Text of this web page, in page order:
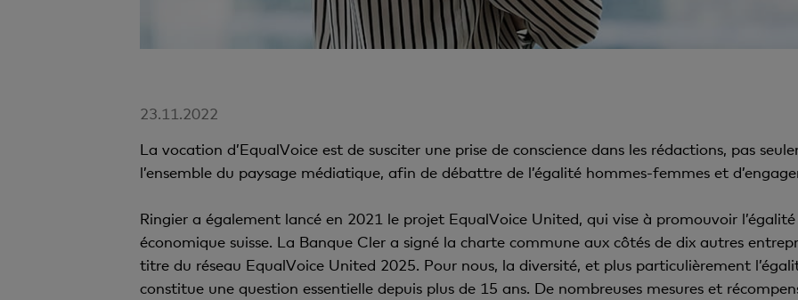
23.11.2022
La vocation d’EqualVoice est de susciter une prise de conscience dans les rédactions, pas
l’ensemble du paysage médiatique, afin de débattre de l’égalité hommes-femmes et
Ringier a également lancé en 2021 le projet EqualVoice United, qui vise à promouvoir l’égalité
économique suisse. La Banque Cler a signé la charte commune aux côtés de dix autres
titre du réseau EqualVoice United 2025. Pour nous, la diversité, et plus particulièrement
constitue une question essentielle depuis plus de 15 ans. De nombreuses mesures et